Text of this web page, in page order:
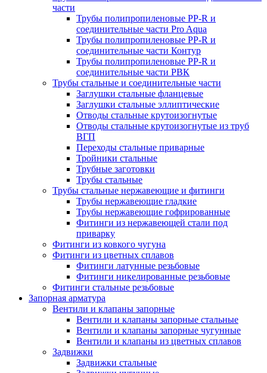
части
Трубы полипропиленовые PP-R и
соединительные части Pro Aqua
Трубы полипропиленовые PP-R и
соединительные части Контур
Трубы полипропиленовые PP-R и
соединительные части РВК
Трубы стальные и соединительные части
Заглушки стальные фланцевые
Заглушки стальные эллиптические
Отводы стальные крутоизогнутые
Отводы стальные крутоизогнутые из труб
ВГП
Переходы стальные приварные
Тройники стальные
Трубные заготовки
Трубы стальные
Трубы стальные нержавеющие и фитинги
Трубы нержавеющие гладкие
Трубы нержавеющие гофрированные
Фитинги из нержавеющей стали под
приварку
Фитинги из ковкого чугуна
Фитинги из цветных сплавов
Фитинги латунные резьбовые
Фитинги никелированные резьбовые
Фитинги стальные резьбовые
Запорная арматура
Вентили и клапаны запорные
Вентили и клапаны запорные стальные
Вентили и клапаны запорные чугунные
Вентили и клапаны из цветных сплавов
Задвижки
Задвижки стальные